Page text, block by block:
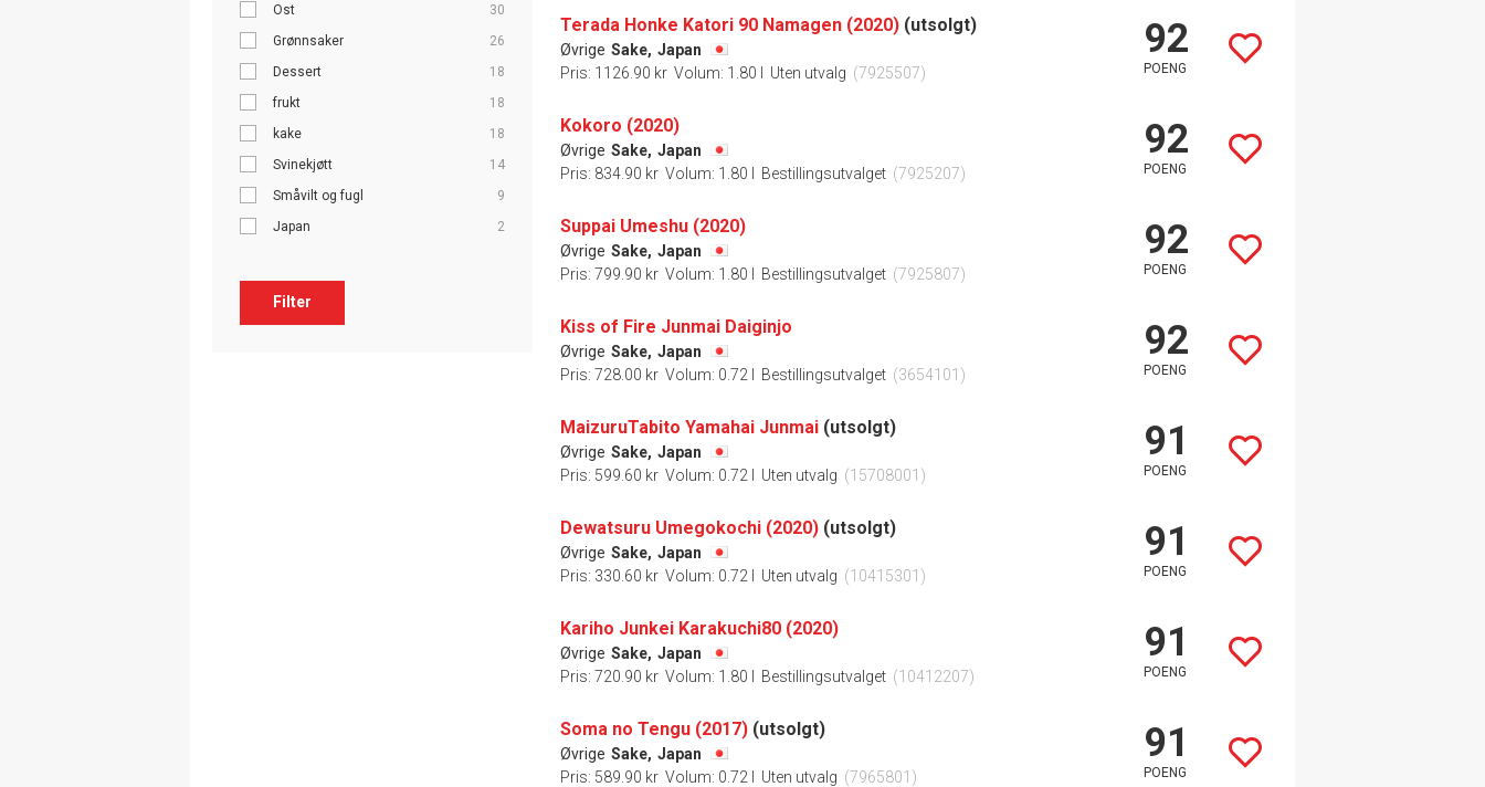
Ost
30
Grønnsaker
26
Dessert
18
frukt
18
kake
18
Svinekjøtt
14
Småvilt og fugl
9
Japan
2
Filter
Terada Honke Katori 90 Namagen (2020) (utsolgt)
Øvrige Sake, Japan
Pris: 1126.90 kr Volum: 1.80 l Uten utvalg (7925507)
92
POENG
Kokoro (2020)
Øvrige Sake, Japan
Pris: 834.90 kr Volum: 1.80 l Bestillingsutvalget (7925207)
92
POENG
Suppai Umeshu (2020)
Øvrige Sake, Japan
Pris: 799.90 kr Volum: 1.80 l Bestillingsutvalget (7925807)
92
POENG
Kiss of Fire Junmai Daiginjo
Øvrige Sake, Japan
Pris: 728.00 kr Volum: 0.72 l Bestillingsutvalget (3654101)
92
POENG
MaizuruTabito Yamahai Junmai (utsolgt)
Øvrige Sake, Japan
Pris: 599.60 kr Volum: 0.72 l Uten utvalg (15708001)
91
POENG
Dewatsuru Umegokochi (2020) (utsolgt)
Øvrige Sake, Japan
Pris: 330.60 kr Volum: 0.72 l Uten utvalg (10415301)
91
POENG
Kariho Junkei Karakuchi80 (2020)
Øvrige Sake, Japan
Pris: 720.90 kr Volum: 1.80 l Bestillingsutvalget (10412207)
91
POENG
Soma no Tengu (2017) (utsolgt)
Øvrige Sake, Japan
Pris: 589.90 kr Volum: 0.72 l Uten utvalg (7965801)
91
POENG